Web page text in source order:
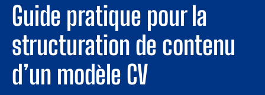
Guide pratique pour la
structuration de contenu
d’un modèle CV